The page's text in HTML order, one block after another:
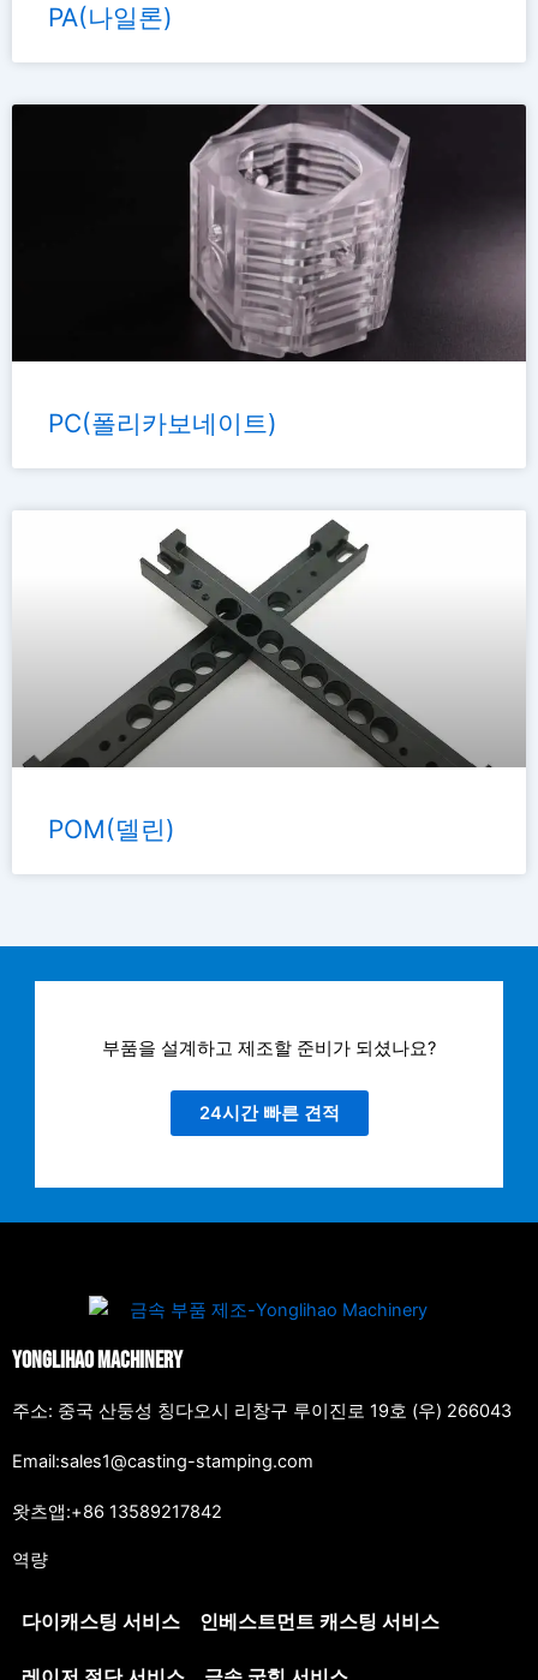
PA(나일론)
PC(폴리카보네이트)
POM(델린)
부품을 설계하고 제조할 준비가 되셨나요?
24시간 빠른 견적
Yonglihao Machinery
주소: 중국 산둥성 칭다오시 리창구 루이진로 19호 (우) 266043
Email:sales1@casting-stamping.com
왓츠앱:+86 13589217842
역량
다이캐스팅 서비스 인베스트먼트 캐스팅 서비스